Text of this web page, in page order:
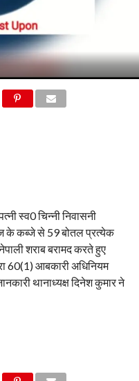
स्व0 चिन्नी निवासनी
के कब्जे से 59 बोतल प्रत्येक
शराब बरामद करते हुए
60(1) आबकारी अधिनियम
थानाध्यक्ष दिनेश कुमार ने